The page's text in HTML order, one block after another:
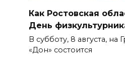
Как Ростовская
День
В субботу, 8 августа, на
«Дон» состоится